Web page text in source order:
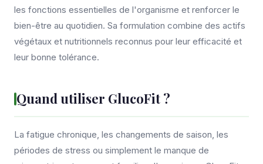
les fonctions essentielles de l'organisme et renforcer le
bien-être au quotidien. Sa formulation combine des actifs
végétaux et nutritionnels reconnus pour leur efficacité et
leur bonne tolérance.
Quand utiliser GlucoFit ?
La fatigue chronique, les changements de saison, les
périodes de stress ou simplement le manque de